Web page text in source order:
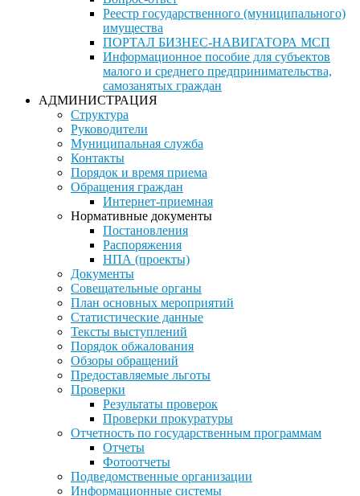
Реестр государственного (муниципального)
имущества
ПОРТАЛ БИЗНЕС-НАВИГАТОРА МСП
Информационное пособие для субъектов
малого и среднего предпринимательства,
самозанятых граждан
АДМИНИСТРАЦИЯ
Структура
Руководители
Муниципальная служба
Контакты
Порядок и время приема
Обращения граждан
Интернет-приемная
Нормативные документы
Постановления
Распоряжения
НПА (проекты)
Документы
Совещательные органы
План основных мероприятий
Статистические данные
Тексты выступлений
Порядок обжалования
Обзоры обращений
Предоставляемые льготы
Проверки
Результаты проверок
Проверки прокуратуры
Отчетность по государственным программам
Отчеты
Фотоотчеты
Подведомственные организации
Информационные системы